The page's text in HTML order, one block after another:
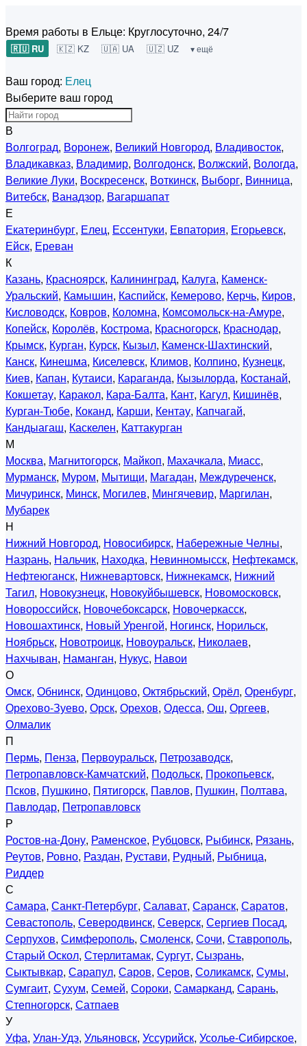
Время работы в Ельце: Круглосуточно, 24/7
🇷🇺 RU 🇰🇿 KZ 🇺🇦 UA 🇺🇿 UZ ▾ ещё
Ваш город: Елец
Выберите ваш город
В
Волгоград, Воронеж, Великий Новгород, Владивосток,
Владикавказ, Владимир, Волгодонск, Волжский, Вологда,
Великие Луки, Воскресенск, Воткинск, Выборг, Винница,
Витебск, Ванадзор, Вагаршапат
Е
Екатеринбург, Елец, Ессентуки, Евпатория, Егорьевск,
Ейск, Ереван
К
Казань, Красноярск, Калининград, Калуга, Каменск-
Уральский, Камышин, Каспийск, Кемерово, Керчь, Киров,
Кисловодск, Ковров, Коломна, Комсомольск-на-Амуре,
Копейск, Королёв, Кострома, Красногорск, Краснодар,
Крымск, Курган, Курск, Кызыл, Каменск-Шахтинский,
Канск, Кинешма, Киселевск, Климов, Колпино, Кузнецк,
Киев, Капан, Кутаиси, Караганда, Кызылорда, Костанай,
Кокшетау, Каракол, Кара-Балта, Кант, Кагул, Кишинёв,
Курган-Тюбе, Коканд, Карши, Кентау, Капчагай,
Кандыагаш, Каскелен, Каттакурган
М
Москва, Магнитогорск, Майкоп, Махачкала, Миасс,
Мурманск, Муром, Мытищи, Магадан, Междуреченск,
Мичуринск, Минск, Могилев, Мингячевир, Маргилан,
Мубарек
Н
Нижний Новгород, Новосибирск, Набережные Челны,
Назрань, Нальчик, Находка, Невинномысск, Нефтекамск,
Нефтеюганск, Нижневартовск, Нижнекамск, Нижний
Тагил, Новокузнецк, Новокуйбышевск, Новомосковск,
Новороссийск, Новочебоксарск, Новочеркасск,
Новошахтинск, Новый Уренгой, Ногинск, Норильск,
Ноябрьск, Новотроицк, Новоуральск, Николаев,
Нахчыван, Наманган, Нукус, Навои
О
Омск, Обнинск, Одинцово, Октябрьский, Орёл, Оренбург,
Орехово-Зуево, Орск, Орехов, Одесса, Ош, Оргеев,
Олмалик
П
Пермь, Пенза, Первоуральск, Петрозаводск,
Петропавловск-Камчатский, Подольск, Прокопьевск,
Псков, Пушкино, Пятигорск, Павлов, Пушкин, Полтава,
Павлодар, Петропавловск
Р
Ростов-на-Дону, Раменское, Рубцовск, Рыбинск, Рязань,
Реутов, Ровно, Раздан, Рустави, Рудный, Рыбница,
Риддер
С
Самара, Санкт-Петербург, Салават, Саранск, Саратов,
Севастополь, Северодвинск, Северск, Сергиев Посад,
Серпухов, Симферополь, Смоленск, Сочи, Ставрополь,
Старый Оскол, Стерлитамак, Сургут, Сызрань,
Сыктывкар, Сарапул, Саров, Серов, Соликамск, Сумы,
Сумгаит, Сухум, Семей, Сороки, Самарканд, Сарань,
Степногорск, Сатпаев
У
Уфа, Улан-Удэ, Ульяновск, Уссурийск, Усолье-Сибирское,